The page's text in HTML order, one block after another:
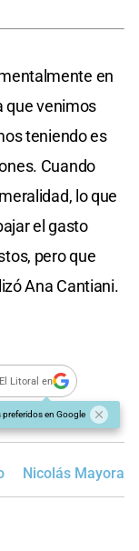
en
que venimos
teniendo es
Cuando
lo que
el gasto
pero que
Ana Cantiani.
Litoral en
en Google
Nicolás Mayoraz